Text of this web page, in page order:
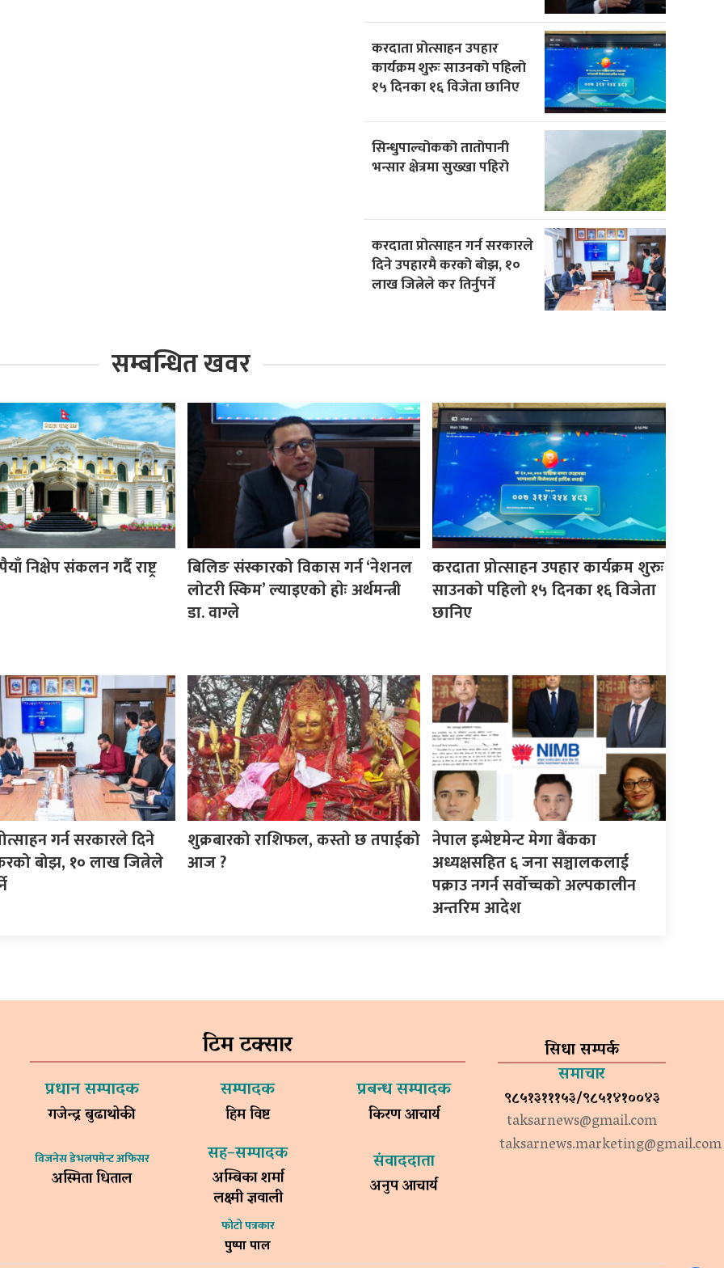
करदाता प्रोत्साहन उपहार
कार्यक्रम शुरुः साउनको पहिलो
१५ दिनका १६ विजेता छानिए
सिन्धुपाल्चोकको तातोपानी
भन्सार क्षेत्रमा सुख्खा पहिरो
करदाता प्रोत्साहन गर्न सरकारले
दिने उपहारमै करको बोझ, १०
लाख जित्नेले कर तिर्नुपर्ने
सम्बन्धित खवर
निक्षेप संकलन गर्दै राष्ट्र
बिलिङ संस्कारको विकास गर्न ‘नेशनल
लोटरी स्किम’ ल्याइएकाे हाेः अर्थमन्त्री
डा. वाग्ले
करदाता प्रोत्साहन उपहार कार्यक्रम शुरुः
साउनको पहिलो १५ दिनका १६ विजेता
छानिए
गर्न सरकारले दिने
बोझ, १० लाख जित्नेले
शुक्रबारको राशिफल, कस्तो छ तपाईको
आज ?
नेपाल इन्भेष्टमेन्ट मेगा बैंकका
अध्यक्षसहित ६ जना सञ्चालकलाई
पक्राउ नगर्न सर्वोच्चको अल्पकालीन
अन्तरिम आदेश
टिम टक्सार
प्रधान सम्पादक
गजेन्द्र बुढाथोकी
सम्पादक
हिम विष्ट
प्रबन्ध सम्पादक
किरण आचार्य
विजनेस डेभलपमेन्ट अफिसर
अस्मिता धिताल
सह–सम्पादक
अम्बिका शर्मा
लक्ष्मी ज्ञवाली
फोटो पत्रकार
पुष्पा पाल
संवाददाता
अनुप आचार्य
सिधा सम्पर्क
समाचार
९८५१३१११५३/९८५१४१००४३
taksarnews@gmail.com
taksarnews.marketing@gmail.com